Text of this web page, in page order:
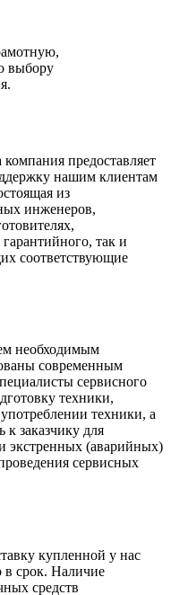
выбору
предоставляет
нашим клиентам
из
инженеров,
так и
соответствующие
необходимым
современным
сервисного
техники,
техники, а
заказчику для
экстренных (аварийных)
сервисных
купленной у нас
в срок. Наличие
средств